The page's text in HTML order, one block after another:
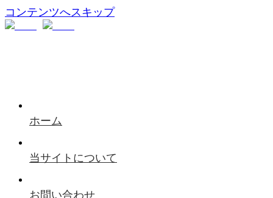
コンテンツへスキップ
ホーム
当サイトについて
お問い合わせ